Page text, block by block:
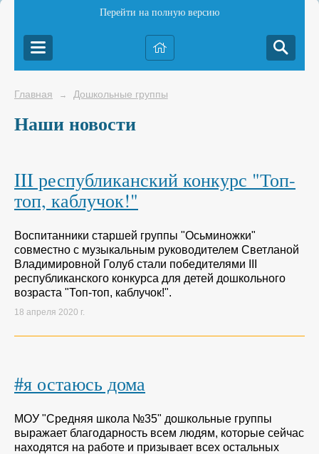
Перейти на полную версию
Главная → Дошкольные группы
Наши новости
III республиканский конкурс "Топ-
топ, каблучок!"
Воспитанники старшей группы "Осьминожки"
совместно с музыкальным руководителем Светланой
Владимировной Голуб стали победителями III
республиканского конкурса для детей дошкольного
возраста "Топ-топ, каблучок!".
18 апреля 2020 г.
#я остаюсь дома
МОУ "Средняя школа №35" дошкольные группы
выражает благодарность всем людям, которые сейчас
находятся на работе и призывает всех остальных